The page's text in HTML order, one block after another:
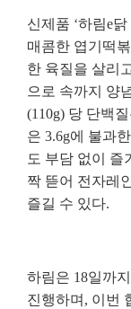
신제품 ‘하림e닭
매콤한 엽기떡
한 육질을 살리
으로 속까지 양
(110g) 당 단백
은 3.6g에 불과
도 부담 없이 즐
짝 뜯어 전자레
즐길 수 있다.
하림은 18일까지
진행하며 , 이번